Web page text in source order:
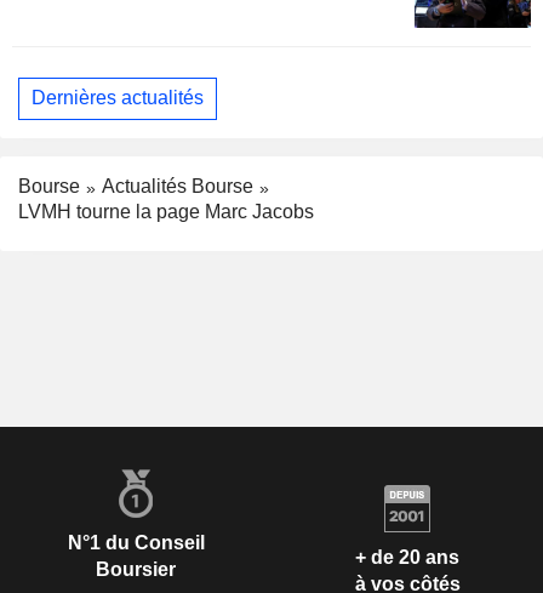
Dernières actualités
Bourse
Actualités Bourse
LVMH tourne la page Marc Jacobs
N°1 du Conseil
Boursier
+ de 20 ans
à vos côtés